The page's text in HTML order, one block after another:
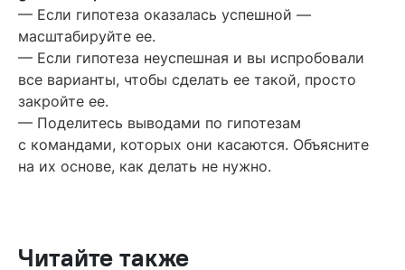
— Если гипотеза оказалась успешной —
масштабируйте ее.
— Если гипотеза неуспешная и вы испробовали
все варианты, чтобы сделать ее такой, просто
закройте ее.
— Поделитесь выводами по гипотезам
с командами, которых они касаются. Объясните
на их основе, как делать не нужно.
Читайте также